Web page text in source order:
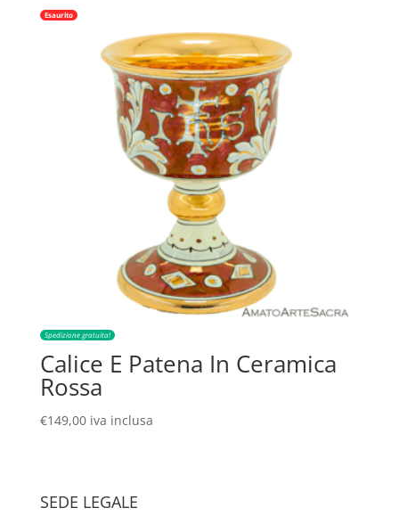
Esaurito
Spedizione gratuita!
Calice E Patena In Ceramica
Rossa
€149,00 iva inclusa
SEDE LEGALE